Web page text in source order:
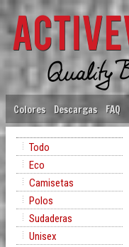
Colores Descargas FAQ
Todo
Eco
Camisetas
Polos
Sudaderas
Unisex